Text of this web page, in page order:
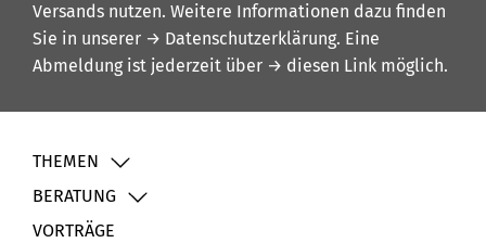
Versands nutzen. Weitere Informationen dazu finden
Sie in unserer → Datenschutzerklärung. Eine
Abmeldung ist jederzeit über → diesen Link möglich.
THEMEN
BERATUNG
VORTRÄGE